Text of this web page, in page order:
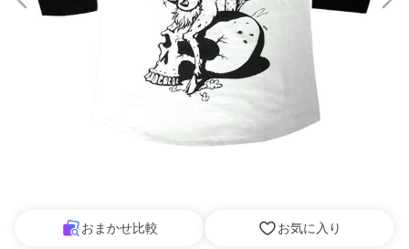
おまかせ比較 お気に入り